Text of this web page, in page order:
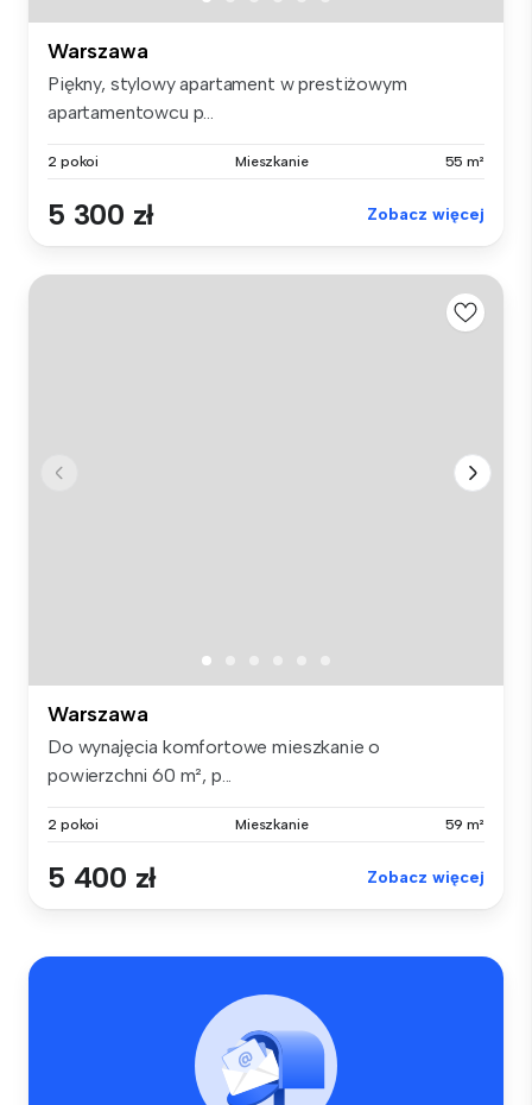
Warszawa
Piękny, stylowy apartament w prestiżowym
apartamentowcu p...
2 pokoi Mieszkanie 55 m²
5 300 zł Zobacz więcej
Warszawa
Do wynajęcia komfortowe mieszkanie o
powierzchni 60 m², p...
2 pokoi Mieszkanie 59 m²
5 400 zł Zobacz więcej